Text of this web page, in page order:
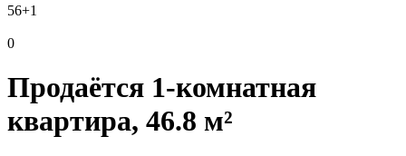
56+1
0
Продаётся 1-комнатная
квартира, 46.8 м²